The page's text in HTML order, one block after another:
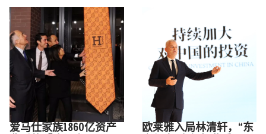
爱马仕家族1860亿资产
欧莱雅入局林清轩，“东